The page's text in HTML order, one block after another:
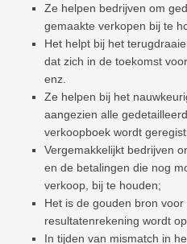
Ze helpen bedrijven om
gemaakte verkopen bij te
Het helpt bij het
dat zich in de toekomst
enz.
Ze helpen bij het
aangezien alle
verkoopboek wordt
Vergemakkelijkt bedrijven
en de betalingen die nog
verkoop, bij te houden;
Het is de gouden bron
resultatenrekening wordt
In tijden van mismatch in